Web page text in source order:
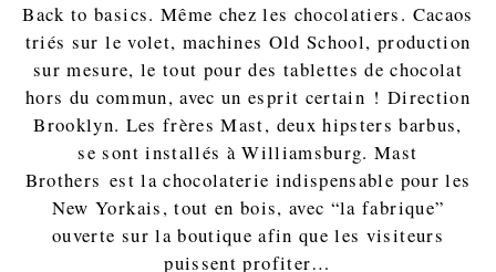
Back to basics. Même chez les chocolatiers. Cacaos
triés sur le volet, machines Old School, production
sur mesure, le tout pour des tablettes de chocolat
hors du commun, avec un esprit certain ! Direction
Brooklyn. Les frères Mast, deux hipsters barbus,
se sont installés à Williamsburg. Mast
Brothers est la chocolaterie indispensable pour les
New Yorkais, tout en bois, avec “la fabrique”
ouverte sur la boutique afin que les visiteurs
puissent profiter…